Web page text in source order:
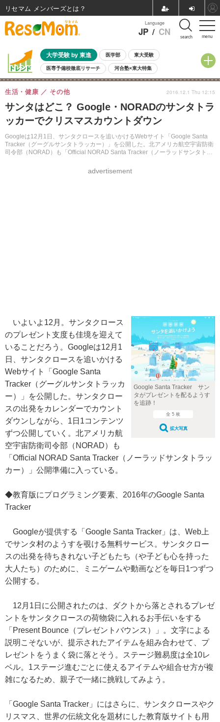
menu
Language
JP / CN search
大学受験 by 東進 医学部 東大受験
医専予備校徹底リサーチ 河合塾×東大特集
親子で考える大学選び 高校受験 中学受験 小学校受験
共通テスト 夏休み
8月開催イベント・WS 全国公立高校 過去問 人気記事
自由研究教材（小学生向け） 自由研究教材（中学生向け）
サンタはどこ？ Google・NORADのサンタトラ
ッカーでクリスマスカウントダウン
Googleは12月1日、サンタクロースを追いかけるWebサイト「Google Santa
Tracker（グーグルサンタトラッカー）」を公開した。北アメリカ航空宇宙防衛
司令部（NORAD）も「Official NORAD Santa Tracker（ノーラッドサンタトラ
生活・健康 その他
advertisement
2016.12.1 Thu 12:15
Google Santa Tracker サン
タがプレゼントを配るようす
を追跡！
全 5 枚
拡大写真
いよいよ12月。サンタクロース
のプレゼント支度も佳境を迎えて
いることだろう。Googleは12月1
日、サンタクロースを追いかける
Webサイト「Google Santa
Tracker（グーグルサンタトラッカ
ー）」を公開した。サンタクロー
スの出発をカレンダーでカウント
ダウンしながら、1日1コンテンツ
ずつ公開していく。北アメリカ航
空宇宙防衛司令部（NORAD）も
「Official NORAD Santa Tracker（ノーラッドサンタトラッ
カー）」公開準備に入っている。
◆教育版にプログラミング要素、2016年のGoogle Santa
Tracker
Googleが提供する「Google Santa Tracker」は、Web上
でサンタ村のようすを覗ける無料サービス。サンタクロー
スの出発を待ちきれない子どもたち（や子ども心を持った
大人たち）のために、ミニゲームや動画などを毎日1つずつ
公開する。
12月1日に公開されたのは、ダクトから落とされるプレゼ
ントをサンタクロースの荷物袋に入れるお手伝いをする
「Present Bounce（プレゼントバウンス）」。文字による
説明こそないが、提示されたアイテムを組み合わせて、プ
レゼントをうまく袋に落とそう。ステージ難易度は全10レ
ベル。1ステージ進むごとに使えるアイテムや組合せ方が複
雑になるため、親子で一緒に挑戦してみよう。
「Google Santa Tracker」にはさらに、サンタクロースやク
リスマス、世界の伝統文化を題材にした教育版サイトも用
リセマム メンバーズ